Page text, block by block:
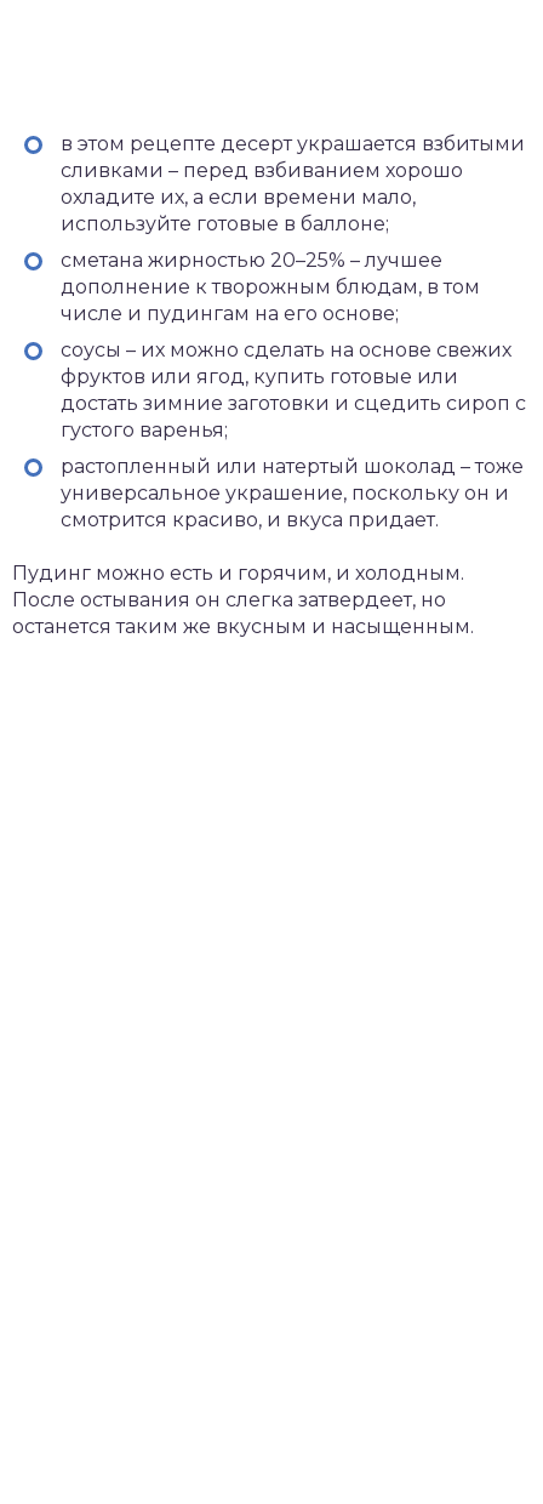
в этом рецепте десерт украшается взбитыми
сливками – перед взбиванием хорошо
охладите их, а если времени мало,
используйте готовые в баллоне;
сметана жирностью 20–25% – лучшее
дополнение к творожным блюдам, в том
числе и пудингам на его основе;
соусы – их можно сделать на основе свежих
фруктов или ягод, купить готовые или
достать зимние заготовки и сцедить сироп с
густого варенья;
растопленный или натертый шоколад – тоже
универсальное украшение, поскольку он и
смотрится красиво, и вкуса придает.
Пудинг можно есть и горячим, и холодным.
После остывания он слегка затвердеет, но
останется таким же вкусным и насыщенным.